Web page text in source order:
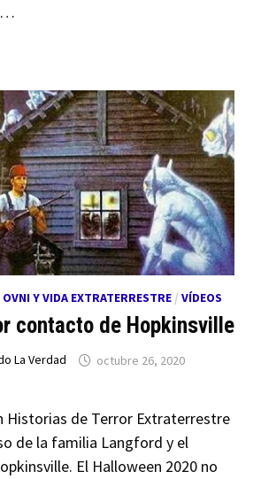
…
Y VIDA EXTRATERRESTRE/ VÍDEOS
contacto de Hopkinsville
La Verdad
octubre 26, 2020
Historias de Terror Extraterrestre
de la familia Langford y el
El Halloween 2020 no